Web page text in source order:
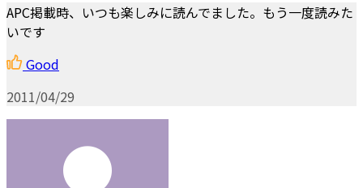
APC掲載時、いつも楽しみに読んでました。もう一度読みた
いです
Good
2011/04/29